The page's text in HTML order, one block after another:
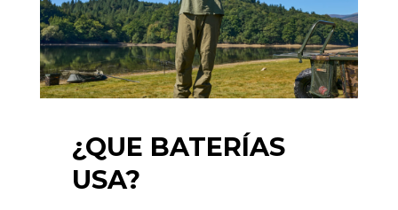
¿QUE BATERÍAS
USA?